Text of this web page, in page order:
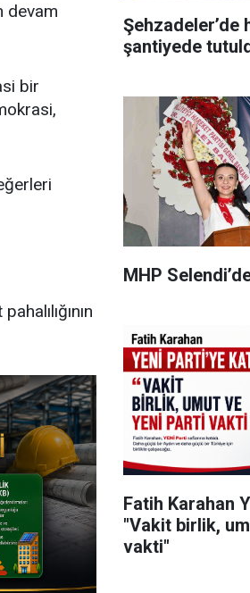
devam
bir
Şehzadeler’de
şantiyede
MHP
Fatih Karahan
"Vakit birlik,
vakti"